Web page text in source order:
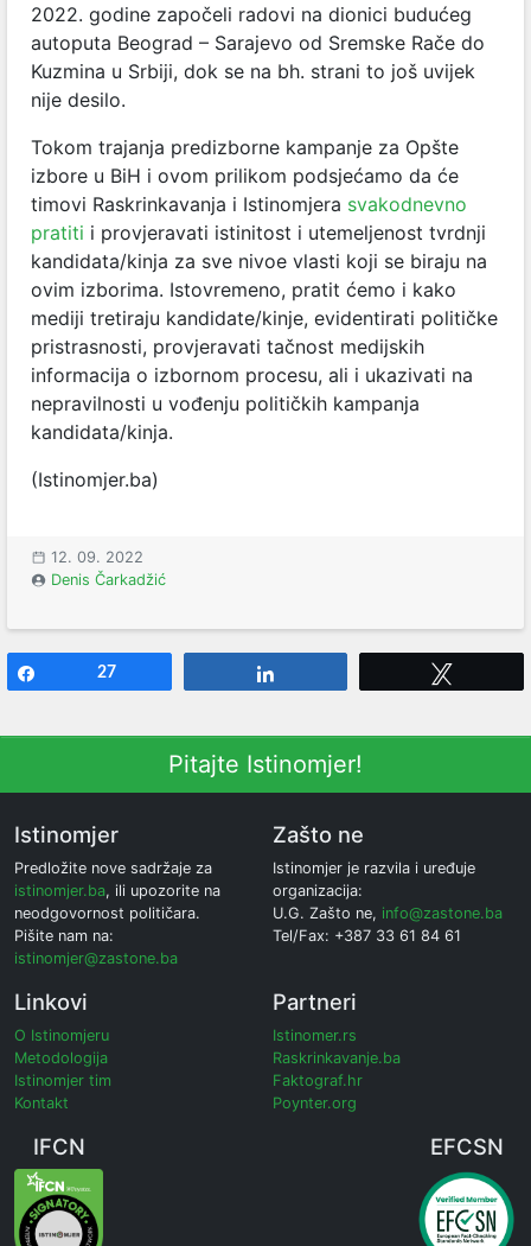
2022. godine započeli radovi na dionici budućeg
autoputa Beograd – Sarajevo od Sremske Rače do
Kuzmina u Srbiji, dok se na bh. strani to još uvijek
nije desilo.
Tokom trajanja predizborne kampanje za Opšte
izbore u BiH i ovom prilikom podsjećamo da će
timovi Raskrinkavanja i Istinomjera svakodnevno
pratiti i provjeravati istinitost i utemeljenost tvrdnji
kandidata/kinja za sve nivoe vlasti koji se biraju na
ovim izborima. Istovremeno, pratit ćemo i kako
mediji tretiraju kandidate/kinje, evidentirati političke
pristrasnosti, provjeravati tačnost medijskih
informacija o izbornom procesu, ali i ukazivati na
nepravilnosti u vođenju političkih kampanja
kandidata/kinja.
(Istinomjer.ba)
12. 09. 2022
Denis Čarkadžić
27
Pitajte Istinomjer!
Istinomjer
Predložite nove sadržaje za
istinomjer.ba, ili upozorite na
neodgovornost političara.
Pišite nam na:
istinomjer@zastone.ba
Zašto ne
Istinomjer je razvila i uređuje
organizacija:
U.G. Zašto ne, info@zastone.ba
Tel/Fax: +387 33 61 84 61
Linkovi
O Istinomjeru
Metodologija
Istinomjer tim
Kontakt
Partneri
Istinomer.rs
Raskrinkavanje.ba
Faktograf.hr
Poynter.org
IFCN EFCSN